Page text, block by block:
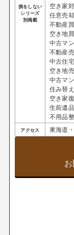
損をしない
シリーズ
別掲載
空き家
任意売
不動産
空き地
中古マ
不動産
中古住
空き地
中古マ
住み替
空き家
生前遺
不用品
アクセス 東海道